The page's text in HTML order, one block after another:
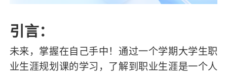
引言：
未来，掌握在自己手中！通过一个学期大学生职
业生涯规划课的学习，了解到职业生涯是一个人